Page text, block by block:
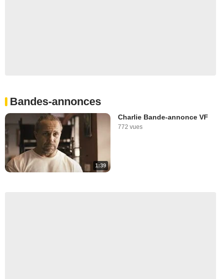
Bandes-annonces
1:39
Charlie Bande-annonce VF
772 vues